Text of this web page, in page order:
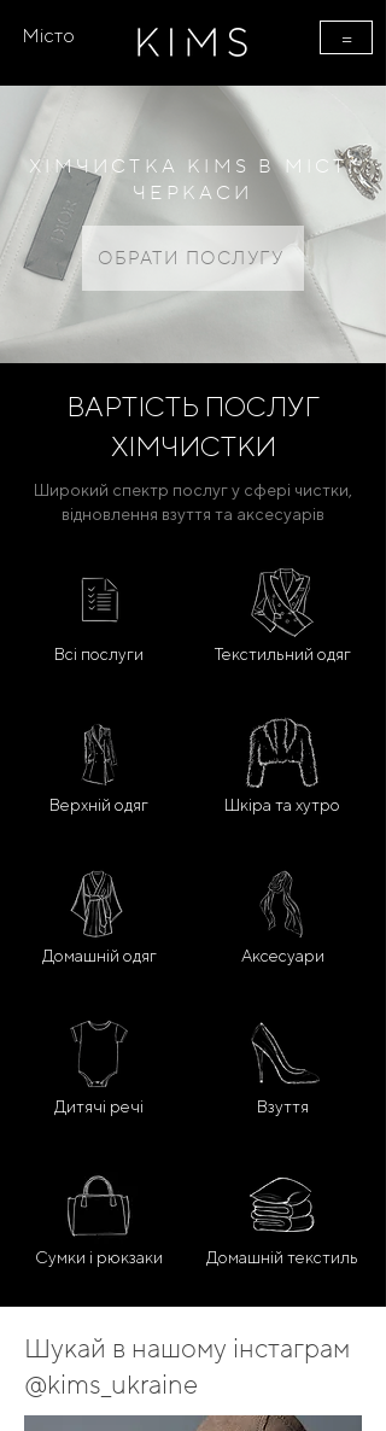
Місто =
ХІМЧИСТКА KIMS В МІСТІ
ЧЕРКАСИ
ОБРАТИ ПОСЛУГУ
ВАРТІСТЬ ПОСЛУГ
ХІМЧИСТКИ
Широкий спектр послуг у сфері чистки,
відновлення взуття та аксесуарів
Всі послуги
Верхній одяг
Домашній одяг
Дитячі речі
Сумки і рюкзаки
Текстильний одяг
Шкіра та хутро
Аксесуари
Взуття
Домашній текстиль
Шукай в нашому інстаграм
@kims_ukraine